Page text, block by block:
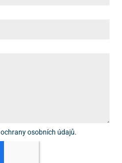
ochrany osobních údajů.